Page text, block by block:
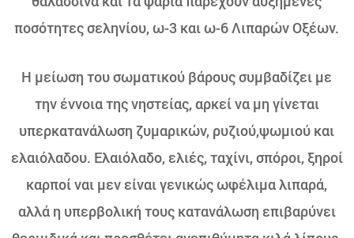
ποσότητες σεληνίου, ω-3 και ω-6 Λιπαρών Οξέων.
Η μείωση του σωματικού βάρους συμβαδίζει με
την έννοια της νηστείας, αρκεί να μη γίνεται
υπερκατανάλωση ζυμαρικών, ρυζιού,ψωμιού και
ελαιόλαδου. Ελαιόλαδο, ελιές, ταχίνι, σπόροι, ξηροί
καρποί ναι μεν είναι γενικώς ωφέλιμα λιπαρά,
αλλά η υπερβολική τους κατανάλωση επιβαρύνει